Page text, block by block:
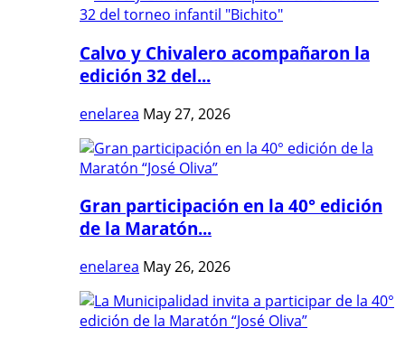
Calvo y Chivalero acompañaron la
edición 32 del...
enelarea May 27, 2026
Gran participación en la 40° edición
de la Maratón...
enelarea May 26, 2026